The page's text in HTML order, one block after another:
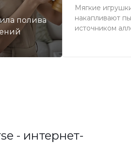
полива
Мягкие
накапливают
источником
- интернет-